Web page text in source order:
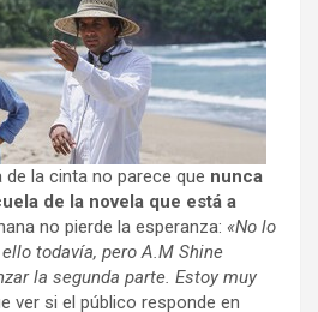
la cinta no parece que nunca
de la novela que está a
no pierde la esperanza: «No lo
todavía, pero A.M Shine
la segunda parte. Estoy muy
ver si el público responde en